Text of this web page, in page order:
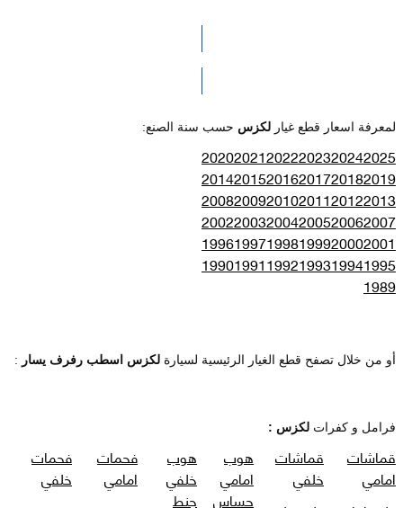
الرجاء الضغط هنا للوصول لصفحة البحث
لمعرفة اسعار قطع غيار لكزس حسب سنة الصنع:
2025
2024
2023
2022
2021
2020
2019
2018
2017
2016
2015
2014
2013
2012
2011
2010
2009
2008
2007
2006
2005
2004
2003
2002
2001
2000
1999
1998
1997
1996
1995
1994
1993
1992
1991
1990
1989
أو من خلال تصفح قطع الغيار الرئيسية لسيارة لكزس اسطب رفرف يسار :
فرامل و كفرات لكزس :
قماشات
امامي
قماشات
خلفي
هوب
امامي
هوب
خلفي
فحمات
امامي
فحمات
خلفي
حساس
جنط